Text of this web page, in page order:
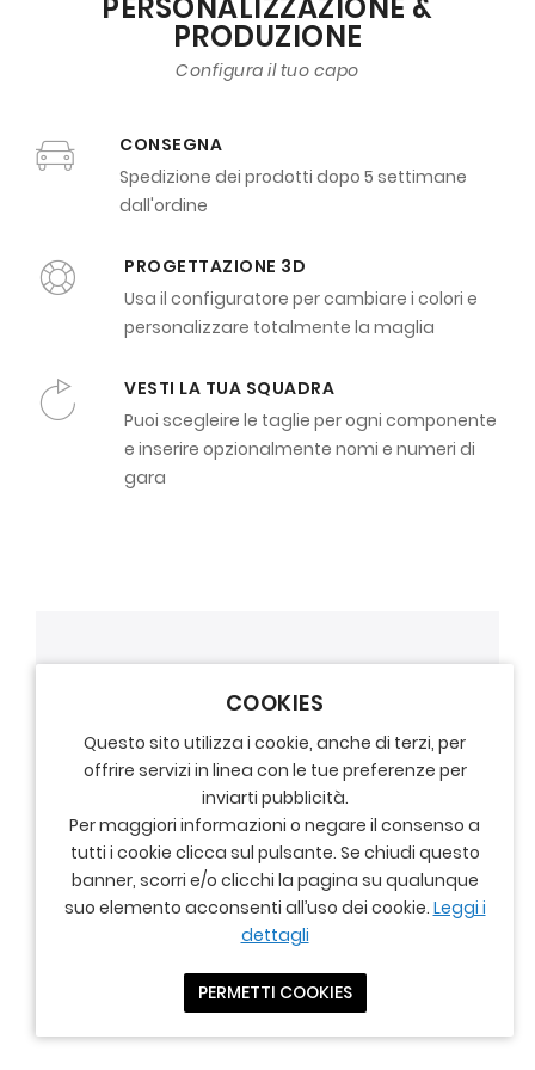
COOKIES
Questo sito utilizza i cookie, anche di terzi, per
offrire servizi in linea con le tue preferenze per
inviarti pubblicità.
Per maggiori informazioni o negare il consenso a
tutti i cookie clicca sul pulsante. Se chiudi questo
banner, scorri e/o clicchi la pagina su qualunque
suo elemento acconsenti all’uso dei cookie. Leggi i
dettagli
PERMETTI COOKIES
PERSONALIZZAZIONE &
PRODUZIONE
Configura il tuo capo
CONSEGNA
Spedizione dei prodotti dopo 5 settimane
dall'ordine
PROGETTAZIONE 3D
Usa il configuratore per cambiare i colori e
personalizzare totalmente la maglia
VESTI LA TUA SQUADRA
Puoi scegleire le taglie per ogni componente
e inserire opzionalmente nomi e numeri di
gara